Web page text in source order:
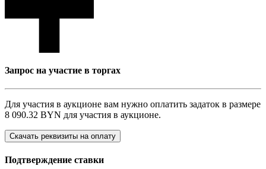
Запрос на участие в торгах
Для участия в аукционе вам нужно оплатить задаток в размере
8 090.32 BYN для участия в аукционе.
Скачать реквизиты на оплату
Подтверждение ставки